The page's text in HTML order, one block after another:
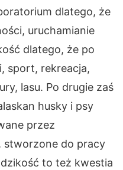
dlatego, że
uruchamianie
dlatego, że po
sport, rekreacja,
lasu. Po drugie zaś
husky i psy
przez
stworzone do pracy
to też kwestia